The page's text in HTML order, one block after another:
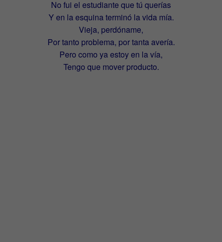
No fui el estudiante que tú querías
Y en la esquina terminó la vida mía.
Vieja, perdóname,
Por tanto problema, por tanta avería.
Pero como ya estoy en la vía,
Tengo que mover producto.